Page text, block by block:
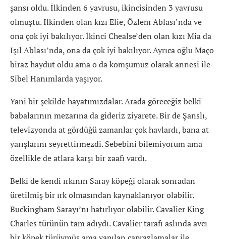
şansı oldu. İlkinden 6 yavrusu, ikincisinden 3 yavrusu
olmuştu. İlkinden olan kızı Elie, Özlem Ablası’nda ve
ona çok iyi bakılıyor. İkinci Chealse’den olan kızı Mia da
Işıl Ablası’nda, ona da çok iyi bakılıyor. Ayrıca oğlu Maço
biraz haydut oldu ama o da komşumuz olarak annesi ile
Sibel Hanımlarda yaşıyor.
Yani bir şekilde hayatımızdalar. Arada göreceğiz belki
babalarının mezarına da gideriz ziyarete. Bir de Şanslı,
televizyonda at gördüğü zamanlar çok havlardı, bana at
yarışlarını seyrettirmezdi. Sebebini bilemiyorum ama
özellikle de atlara karşı bir zaafı vardı.
Belki de kendi ırkının Saray köpeği olarak sonradan
üretilmiş bir ırk olmasından kaynaklanıyor olabilir.
Buckingham Sarayı’nı hatırlıyor olabilir. Cavalier King
Charles türünün tam adıydı. Cavalier tarafı aslında avcı